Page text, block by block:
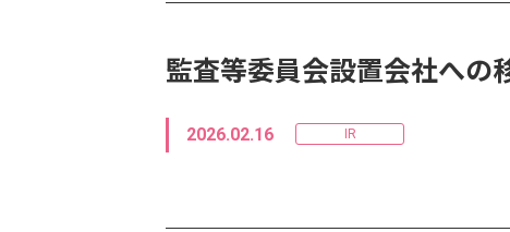
監査等委員会設置会社への
2026.02.16 IR